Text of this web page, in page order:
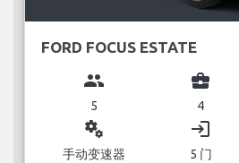
FORD FOCUS ESTATE
group
5
business_center
4
miscellaneous_services
手动变速器
login
5 门